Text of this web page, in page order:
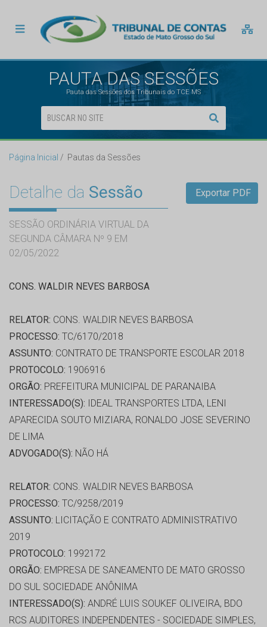
PAUTA DAS SESSÕES
Pauta das Sessões dos Tribunais do TCE MS
Página Inicial Pautas da Sessões
Detalhe da Sessão
SESSÃO ORDINÁRIA VIRTUAL DA
SEGUNDA CÂMARA Nº 9 EM
02/05/2022
Exportar PDF
CONS. WALDIR NEVES BARBOSA
RELATOR: CONS. WALDIR NEVES BARBOSA
PROCESSO: TC/6170/2018
ASSUNTO: CONTRATO DE TRANSPORTE ESCOLAR 2018
PROTOCOLO: 1906916
ORGÃO: PREFEITURA MUNICIPAL DE PARANAIBA
INTERESSADO(S): IDEAL TRANSPORTES LTDA, LENI
APARECIDA SOUTO MIZIARA, RONALDO JOSE SEVERINO
DE LIMA
ADVOGADO(S): NÃO HÁ
RELATOR: CONS. WALDIR NEVES BARBOSA
PROCESSO: TC/9258/2019
ASSUNTO: LICITAÇÃO E CONTRATO ADMINISTRATIVO
2019
PROTOCOLO: 1992172
ORGÃO: EMPRESA DE SANEAMENTO DE MATO GROSSO
DO SUL SOCIEDADE ANÔNIMA
INTERESSADO(S): ANDRÉ LUIS SOUKEF OLIVEIRA, BDO
RCS AUDITORES INDEPENDENTES - SOCIEDADE SIMPLES,